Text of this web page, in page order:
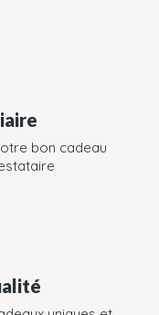
bon cadeau